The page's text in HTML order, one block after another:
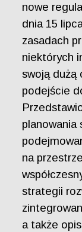
nowe
dnia 15
zasadach
niektórych
swoją dużą
podejście
na
strategii
a także